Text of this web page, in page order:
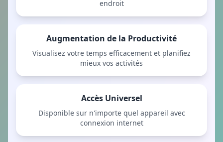
endroit
Augmentation de la Productivité
Visualisez votre temps efficacement et planifiez
mieux vos activités
Accès Universel
Disponible sur n'importe quel appareil avec
connexion internet